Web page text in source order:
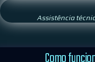
Assistência